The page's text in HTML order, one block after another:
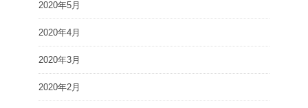
2020年5月
2020年4月
2020年3月
2020年2月